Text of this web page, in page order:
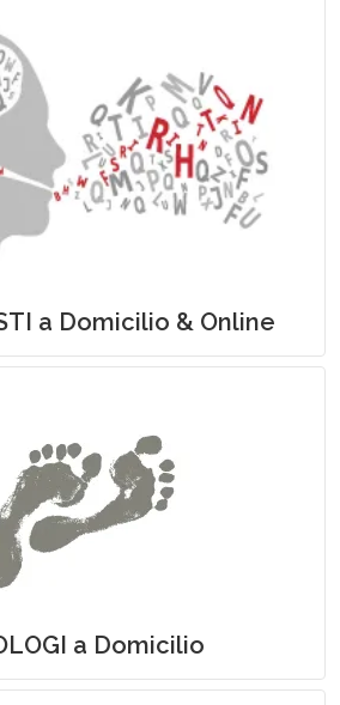
a Domicilio & Online
a Domicilio
a Domicilio
a Domicilio